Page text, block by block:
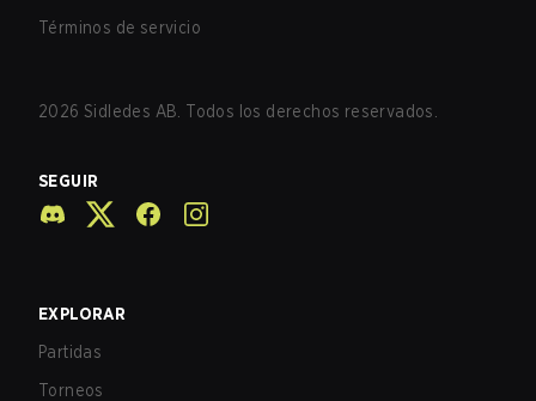
Términos de servicio
2026 Sidledes AB. Todos los derechos reservados.
SEGUIR
EXPLORAR
Partidas
Torneos